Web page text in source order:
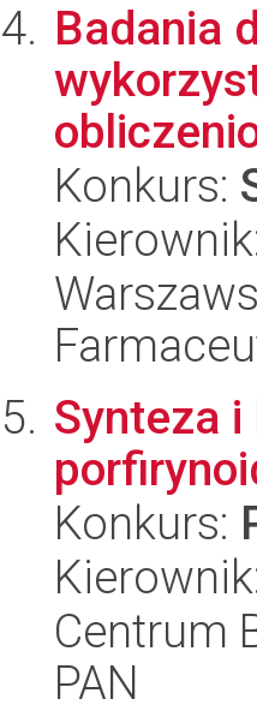
Badania
Konkurs:
Synteza
Konkurs:
Centrum
PAN